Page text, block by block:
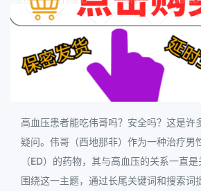
高血压患者能吃伟哥吗？安全吗？这是许
疑问。伟哥（西地那非）作为一种治疗男
（ED）的药物，其与高血压的关系一直
围绕这一主题，通过长尾关键词和搜索词